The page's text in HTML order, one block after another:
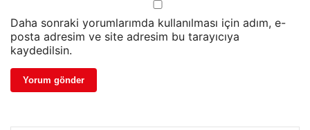
Daha sonraki yorumlarımda kullanılması için adım, e-
posta adresim ve site adresim bu tarayıcıya
kaydedilsin.